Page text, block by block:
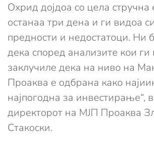
Охрид дојдоа со цела
останаа три дена и ги видоа
предности и недостатоци. Ни
дека според анализите кои
заклучиле дека на ниво на
Проаква е одбрана како
најпогодна за инвестирање“,
директорот на МЈП Проаква
Стакоски.